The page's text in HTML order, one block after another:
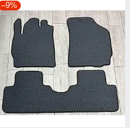
–9%